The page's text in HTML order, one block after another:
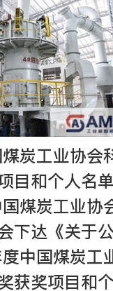
炭工业协会
目和个人名
煤炭工业协
下达《关于
中国煤炭工
获奖项目和